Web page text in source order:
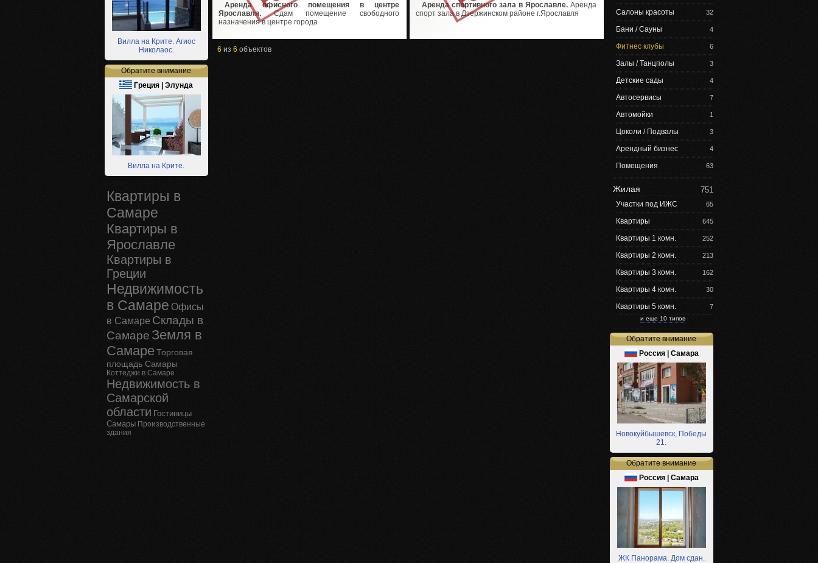
Вилла на Крите. Агиос
Николаос.
Обратите внимание
Греция | Элунда
Вилла на Крите.
Квартиры в
Самаре
Квартиры в
Ярославле
Квартиры в
Греции
Недвижимость
в Самаре Офисы
в Самаре Склады в
Самаре Земля в
Самаре Торговая
площадь Самары
Коттеджи в Самаре
Недвижимость в
Самарской
области Гостиницы
Самары Производственные
здания
Аренда офисного помещения в центре
Ярославля.Сдам помещение свободного
назначения в центре города
Аренда спортивного зала в Ярославле.Аренда
спорт зала в Дзержинском районе г.Ярославля
6 из 6 объектов
32
Салоны красоты
4
Бани / Сауны
6
Фитнес клубы
3
Залы / Танцполы
4
Детские сады
7
Автосервисы
1
Автомойки
3
Цоколи / Подвалы
4
Арендный бизнес
63
Помещения
751
Жилая
65
Участки под ИЖС
645
Квартиры
252
Квартиры 1 комн.
213
Квартиры 2 комн.
162
Квартиры 3 комн.
30
Квартиры 4 комн.
7
Квартиры 5 комн.
и еще 10 типов
Обратите внимание
Россия | Самара
Новокуйбышевск, Победы
21.
Обратите внимание
Россия | Самара
ЖК Панорама. Дом сдан.